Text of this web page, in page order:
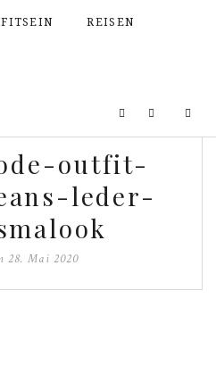
FITSEIN REISEN
outfit-
leder-
28. Mai 2020